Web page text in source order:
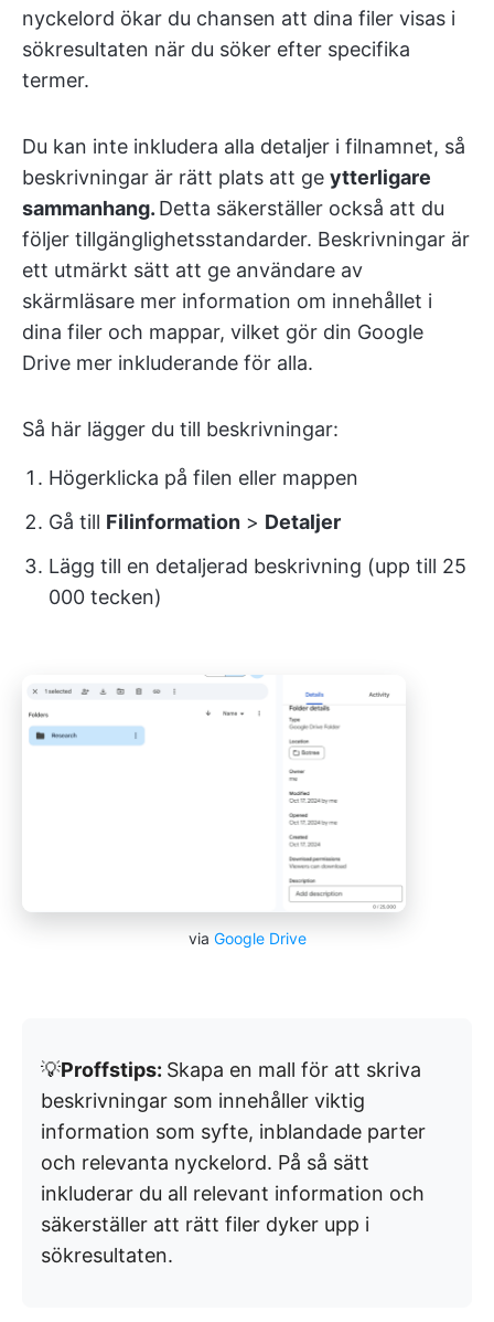
nyckelord ökar du chansen att dina filer visas i
sökresultaten när du söker efter specifika
termer.
Du kan inte inkludera alla detaljer i filnamnet, så
beskrivningar är rätt plats att ge ytterligare
sammanhang. Detta säkerställer också att du
följer tillgänglighetsstandarder. Beskrivningar är
ett utmärkt sätt att ge användare av
skärmläsare mer information om innehållet i
dina filer och mappar, vilket gör din Google
Drive mer inkluderande för alla.
Så här lägger du till beskrivningar:
Högerklicka på filen eller mappen
Gå till Filinformation > Detaljer
Lägg till en detaljerad beskrivning (upp till 25
000 tecken)
via Google Drive
💡Proffstips: Skapa en mall för att skriva
beskrivningar som innehåller viktig
information som syfte, inblandade parter
och relevanta nyckelord. På så sätt
inkluderar du all relevant information och
säkerställer att rätt filer dyker upp i
sökresultaten.